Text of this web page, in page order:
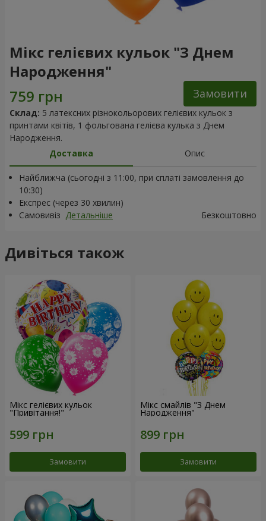
Мікс гелієвих кульок "З Днем
Народження"
Замовити
Склад: 5 латексних різнокольорових гелієвих кульок з
принтами квітів, 1 фольгована гелієва кулька з Днем
Народження.
Доставка
Опис
Найближча (сьогодні з 11:00, при сплаті замовлення до
10:30)
Експрес (через 30 хвилин)
Самовивіз Детальніше Безкоштовно
Дивіться також
Мікс гелієвих кульок
"Привітання!"
Замовити
Мікс смайлів "З Днем
Народження"
Замовити